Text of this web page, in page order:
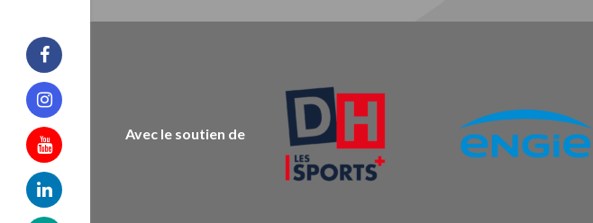
Facebook
Instagram
Youtube
Linkedin
Avec le soutien de